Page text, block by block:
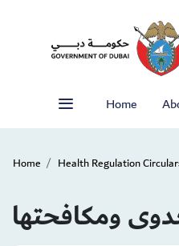
Home
Home Health Regulation
ومكافحتها